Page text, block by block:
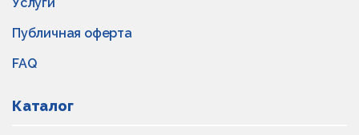
Публичная оферта
FAQ
Каталог